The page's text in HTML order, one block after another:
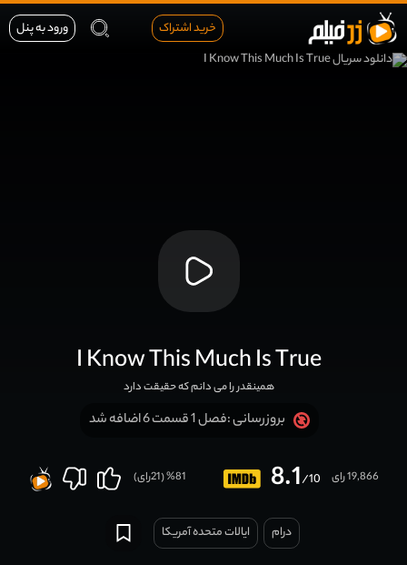
خرید اشتراک ورود به پنل
I Know This Much Is True
همینقدر را می دانم که حقیقت دارد
بروزرسانی :فصل 1 قسمت 6 اضافه شد
8.1/10 19,866 رای 81
% (
21رای)
درام ایالات متحده آمریکا